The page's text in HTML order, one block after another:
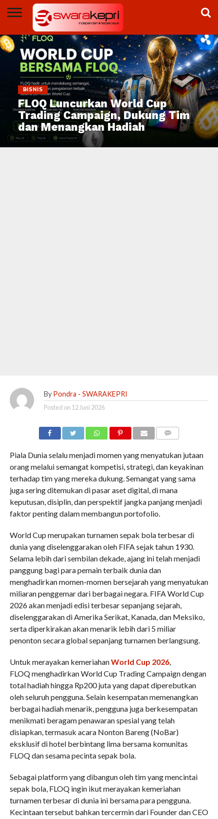
NEWS
DUNIA
SWARAKEPRI
TV
OPINI
PEMPROV
KEPRI
BP
BATAM
PEMKO
BATAM
BRIGHT
PLN
BATAM
DPRD
BATAM
ADVERTORIAL
BISNIS
FLOQ Luncurkan World Cup
Trading Campaign, Dukung Tim
dan Menangkan Hadiah
By Pondra - SWARAKEPRI
Posted on 12 Juni 2026
Piala Dunia selalu menjadi momen yang menyatukan jutaan
orang melalui semangat kompetisi, strategi, dan keyakinan
terhadap tim yang mereka dukung. Semangat yang sama
juga sering ditemukan di pasar aset digital, di mana
keputusan, disiplin, dan perspektif jangka panjang menjadi
faktor penting dalam membangun portofolio.
World Cup merupakan turnamen sepak bola terbesar di
dunia yang diselenggarakan oleh FIFA sejak tahun 1930.
Selama lebih dari sembilan dekade, ajang ini telah menjadi
panggung bagi para pemain terbaik dunia dan
menghadirkan momen-momen bersejarah yang menyatukan
miliaran penggemar dari berbagai negara. FIFA World Cup
2026 akan menjadi edisi terbesar sepanjang sejarah,
diselenggarakan di Amerika Serikat, Kanada, dan Meksiko,
serta diperkirakan akan menarik lebih dari 5 miliar
penonton secara global sepanjang turnamen berlangsung.
Untuk merayakan kemeriahanWorld Cup 2026,
FLOQ menghadirkan World Cup Trading Campaign dengan
total hadiah hingga Rp200 juta yang dapat diperebutkan
oleh seluruh pengguna. Selain kesempatan memenangkan
berbagai hadiah menarik, pengguna juga berkesempatan
menikmati beragam penawaran spesial yang telah
disiapkan, termasuk acara Nonton Bareng (NoBar)
eksklusif di hotel berbintang lima bersama komunitas
FLOQ dan sesama pecinta sepak bola.
Sebagai platform yang dibangun oleh tim yang mencintai
sepak bola, FLOQ ingin ikut merayakan kemeriahan
turnamen terbesar di dunia ini bersama para pengguna.
Kecintaan tersebut bahkan tercermin dari Founder dan CEO